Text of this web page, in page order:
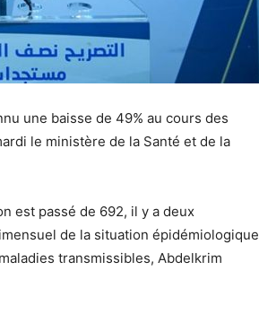
une baisse de 49% au cours des
le ministère de la Santé et de la
est passé de 692, il y a deux
de la situation épidémiologique
transmissibles, Abdelkrim